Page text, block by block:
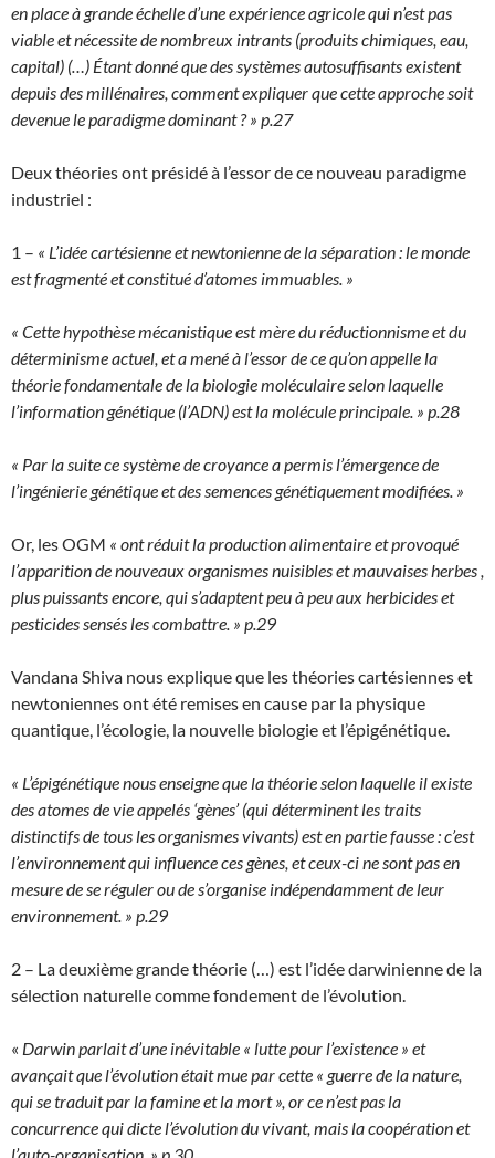
en place à grande échelle d’une expérience agricole qui n’est pas
viable et nécessite de nombreux intrants (produits chimiques, eau,
capital) (…) Étant donné que des systèmes autosuffisants existent
depuis des millénaires, comment expliquer que cette approche soit
devenue le paradigme dominant ? » p.27
Deux théories ont présidé à l’essor de ce nouveau paradigme
industriel :
1 – « L’idée cartésienne et newtonienne de la séparation : le monde
est fragmenté et constitué d’atomes immuables. »
« Cette hypothèse mécanistique est mère du réductionnisme et du
déterminisme actuel, et a mené à l’essor de ce qu’on appelle la
théorie fondamentale de la biologie moléculaire selon laquelle
l’information génétique (l’ADN) est la molécule principale. » p.28
« Par la suite ce système de croyance a permis l’émergence de
l’ingénierie génétique et des semences génétiquement modifiées. »
Or, les OGM « ont réduit la production alimentaire et provoqué
l’apparition de nouveaux organismes nuisibles et mauvaises herbes ,
plus puissants encore, qui s’adaptent peu à peu aux herbicides et
pesticides sensés les combattre. » p.29
Vandana Shiva nous explique que les théories cartésiennes et
newtoniennes ont été remises en cause par la physique
quantique, l’écologie, la nouvelle biologie et l’épigénétique.
« L’épigénétique nous enseigne que la théorie selon laquelle il existe
des atomes de vie appelés ‘gènes’ (qui déterminent les traits
distinctifs de tous les organismes vivants) est en partie fausse : c’est
l’environnement qui influence ces gènes, et ceux-ci ne sont pas en
mesure de se réguler ou de s’organise indépendamment de leur
environnement. » p.29
2 – La deuxième grande théorie (…) est l’idée darwinienne de la
sélection naturelle comme fondement de l’évolution.
« Darwin parlait d’une inévitable « lutte pour l’existence » et
avançait que l’évolution était mue par cette « guerre de la nature,
qui se traduit par la famine et la mort », or ce n’est pas la
concurrence qui dicte l’évolution du vivant, mais la coopération et